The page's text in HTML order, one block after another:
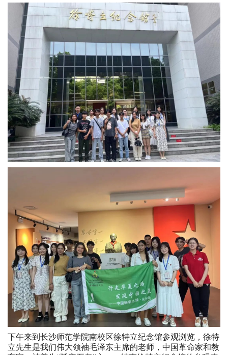
下午来到长沙师范学院南校区徐特立纪念馆参观浏览，徐特
立先生是我们伟大领袖毛泽东主席的老师，中国革命家和教